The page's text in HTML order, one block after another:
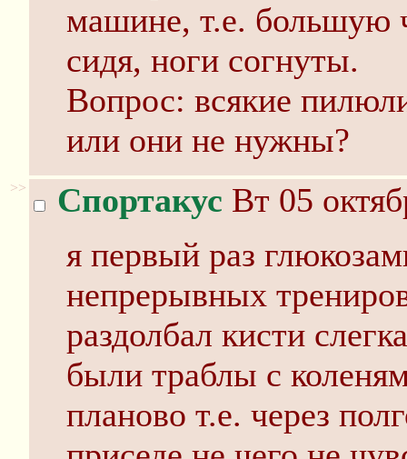
машине, т.е. большую
сидя, ноги согнуты.
Вопрос: всякие
или они не нужны?
>> Спортакус Вт 05
я первый раз
непрерывных
раздолбал кисти
были траблы с
планово т.е. через